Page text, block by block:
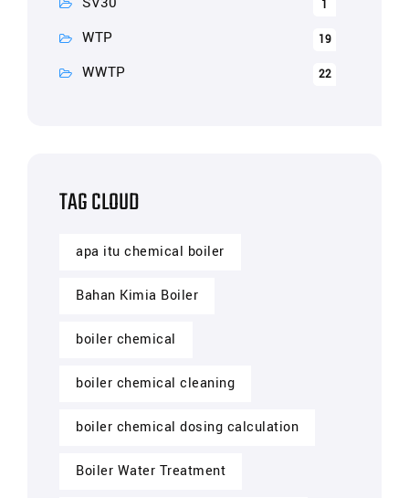
1
WTP 19
WWTP 22
TAG CLOUD
apa itu chemical boiler
Bahan Kimia Boiler
boiler chemical
boiler chemical cleaning
boiler chemical dosing calculation
Boiler Water Treatment